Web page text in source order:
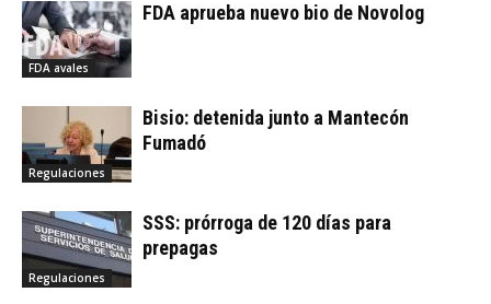
FDA avales
FDA aprueba nuevo bio de Novolog
Regulaciones
Bisio: detenida junto a Mantecón
Fumadó
Regulaciones
SSS: prórroga de 120 días para
prepagas